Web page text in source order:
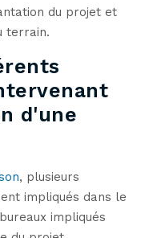
du projet et
terrain.
d'une
, plusieurs
impliqués dans le
impliqués